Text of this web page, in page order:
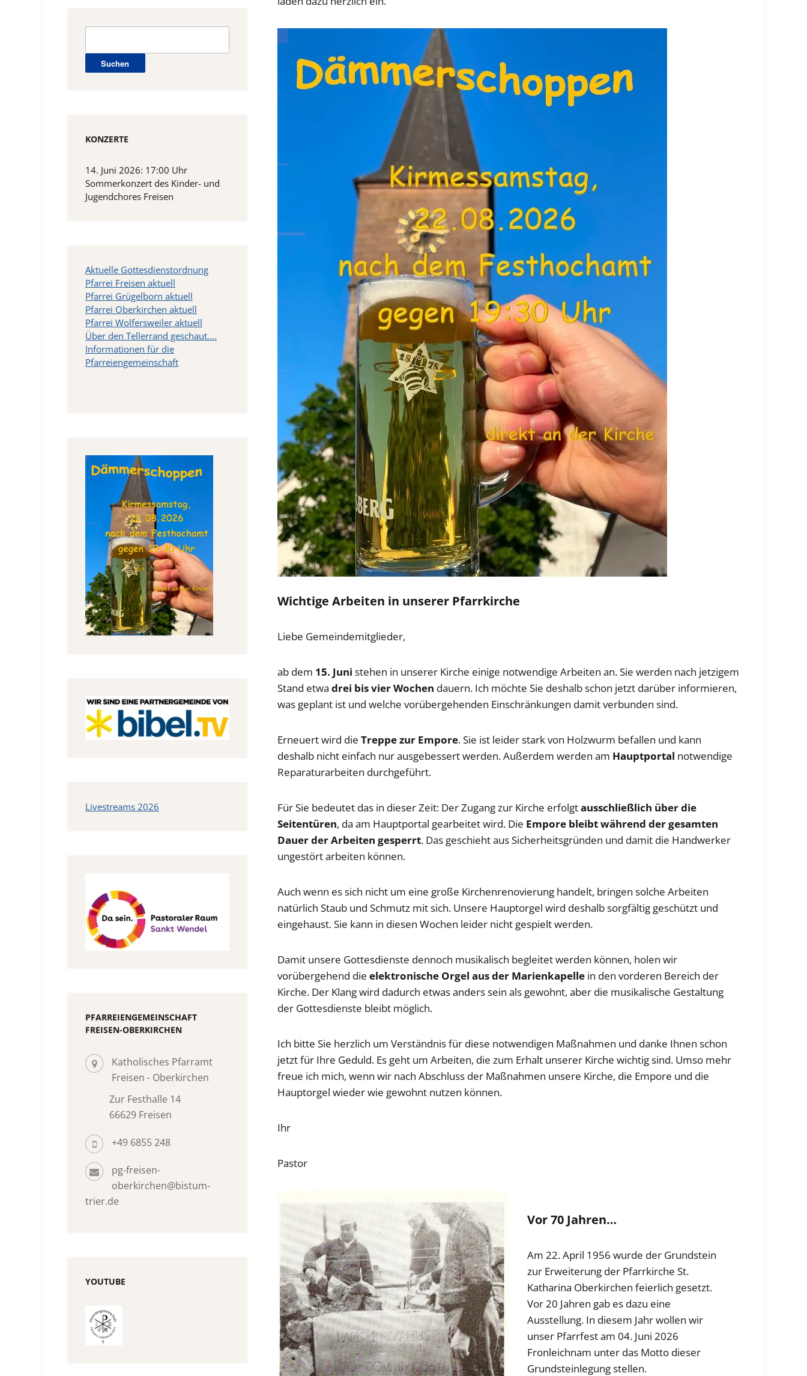
Wichtige Arbeiten in unserer Pfarrkirche
Liebe Gemeindemitglieder,
ab dem 15. Juni stehen in unserer Kirche einige notwendige Arbeiten an. Sie werden nach jetzigem
Stand etwa drei bis vier Wochen dauern. Ich möchte Sie deshalb schon jetzt darüber informieren,
was geplant ist und welche vorübergehenden Einschränkungen damit verbunden sind.
Erneuert wird die Treppe zur Empore. Sie ist leider stark von Holzwurm befallen und kann
deshalb nicht einfach nur ausgebessert werden. Außerdem werden am Hauptportal notwendige
Reparaturarbeiten durchgeführt.
Für Sie bedeutet das in dieser Zeit: Der Zugang zur Kirche erfolgtausschließlich über die
Seitentüren, da am Hauptportal gearbeitet wird. Die Empore bleibt während der gesamten
Dauer der Arbeiten gesperrt. Das geschieht aus Sicherheitsgründen und damit die Handwerker
ungestört arbeiten können.
Auch wenn es sich nicht um eine große Kirchenrenovierung handelt, bringen solche Arbeiten
natürlich Staub und Schmutz mit sich. Unsere Hauptorgel wird deshalb sorgfältig geschützt und
eingehaust. Sie kann in diesen Wochen leider nicht gespielt werden.
Damit unsere Gottesdienste dennoch musikalisch begleitet werden können, holen wir
vorübergehend die elektronische Orgel aus der Marienkapelle in den vorderen Bereich der
Kirche. Der Klang wird dadurch etwas anders sein als gewohnt, aber die musikalische Gestaltung
der Gottesdienste bleibt möglich.
Ich bitte Sie herzlich um Verständnis für diese notwendigen Maßnahmen und danke Ihnen schon
jetzt für Ihre Geduld. Es geht um Arbeiten, die zum Erhalt unserer Kirche wichtig sind. Umso mehr
freue ich mich, wenn wir nach Abschluss der Maßnahmen unsere Kirche, die Empore und die
Hauptorgel wieder wie gewohnt nutzen können.
Ihr
Pastor
Vor 70 Jahren…
Am 22. April 1956 wurde der Grundstein
zur Erweiterung der Pfarrkirche St.
Katharina Oberkirchen feierlich gesetzt.
Vor 20 Jahren gab es dazu eine
Ausstellung. In diesem Jahr wollen wir
unser Pfarrfest am 04. Juni 2026
Fronleichnam unter das Motto dieser
Grundsteinlegung stellen.
KONZERTE
14. Juni 2026: 17:00 Uhr
Sommerkonzert des Kinder- und
Jugendchores Freisen
Aktuelle Gottesdienstordnung
Pfarrei Freisen aktuell
Pfarrei Grügelborn aktuell
Pfarrei Oberkirchen aktuell
Pfarrei Wolfersweiler aktuell
Über den Tellerrand geschaut….
Informationen für die
Pfarreiengemeinschaft
Livestreams 2026
PFARREIENGEMEINSCHAFT
FREISEN-OBERKIRCHEN
Katholisches Pfarramt
Freisen - Oberkirchen
Zur Festhalle 14
66629 Freisen
+49 6855 248
pg-freisen-
oberkirchen@bistum-
trier.de
YOUTUBE